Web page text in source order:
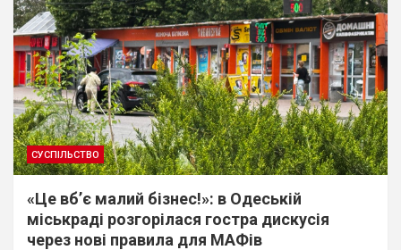
СУСПІЛЬСТВО
«Це вб’є малий бізнес!»: в Одеській
міськраді розгорілася гостра дискусія
через нові правила для МАФів